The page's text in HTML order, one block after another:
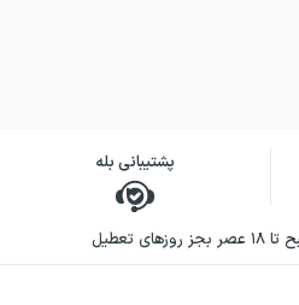
پشتیبانی بله